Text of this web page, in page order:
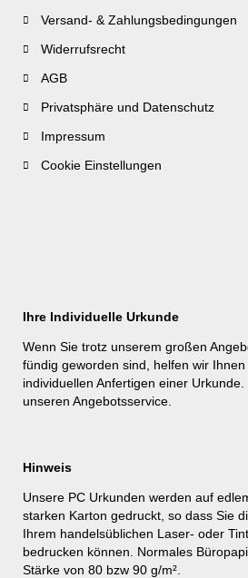
Versand- & Zahlungsbedingungen
Widerrufsrecht
AGB
Privatsphäre und Datenschutz
Impressum
Cookie Einstellungen
Ihre Individuelle Urkunde
Wenn Sie trotz unserem großen
fündig geworden sind, helfen wir
individuellen Anfertigen einer
unseren Angebotsservice
Hinweis
Unsere PC Urkunden werden auf
starken Karton gedruckt, so dass Sie
Ihrem handelsüblichen Laser- oder
bedrucken können. Normales
Stärke von 80 bzw 90 g/m².